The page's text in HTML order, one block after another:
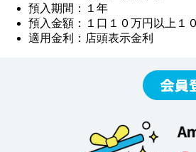
預入期間：１年
預入金額：１口１０万円以上１
適用金利：店頭表示金利